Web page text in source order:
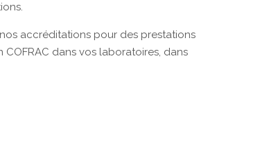
accréditations pour des prestations
dans vos laboratoires, dans